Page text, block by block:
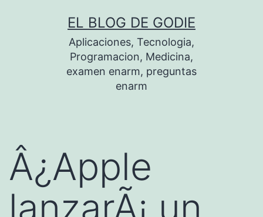
EL BLOG DE GODIE
Aplicaciones, Tecnologia,
Programacion, Medicina,
examen enarm, preguntas
enarm
Â¿Apple
lanzarÃ¡ un